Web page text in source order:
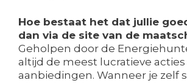
Hoe bestaat het dat jullie
dan via de site van de
Geholpen door de
altijd de meest lucratieve acties
aanbiedingen. Wanneer je zelf